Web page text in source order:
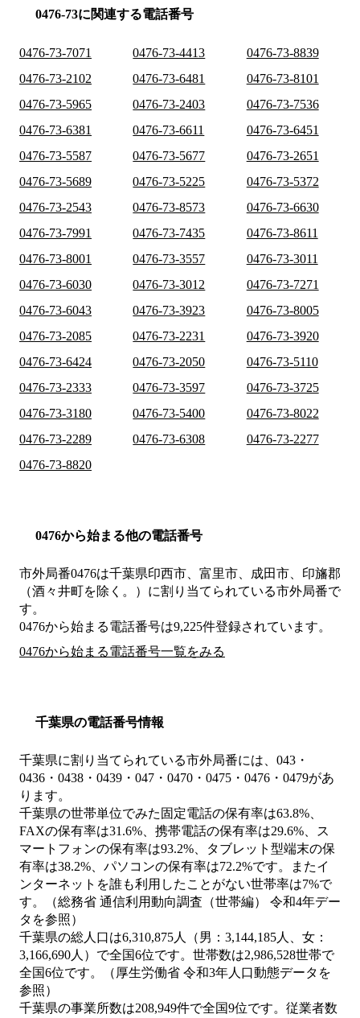
0476-73に関連する電話番号
0476-73-7071 0476-73-4413
0476-73-8839
0476-73-2102
0476-73-6481
0476-73-8101
0476-73-5965
0476-73-2403
0476-73-7536
0476-73-6381
0476-73-6611
0476-73-6451
0476-73-5587
0476-73-5677
0476-73-2651
0476-73-5689
0476-73-5225
0476-73-5372
0476-73-2543
0476-73-8573
0476-73-6630
0476-73-7991
0476-73-7435
0476-73-8611
0476-73-8001
0476-73-3557
0476-73-3011
0476-73-6030
0476-73-3012
0476-73-7271
0476-73-6043
0476-73-3923
0476-73-8005
0476-73-2085
0476-73-2231
0476-73-3920
0476-73-6424
0476-73-2050
0476-73-5110
0476-73-2333
0476-73-3597
0476-73-3725
0476-73-3180
0476-73-5400
0476-73-8022
0476-73-2289
0476-73-6308
0476-73-2277
0476-73-8820
0476から始まる他の電話番号
市外局番0476は千葉県印西市、富里市、成田市、印旛郡
（酒々井町を除く。） に割り当てられている市外局番で
す。
0476から始まる電話番号は9,225件登録されています。
0476から始まる電話番号一覧をみる
千葉県の電話番号情報
千葉県に割り当てられている市外局番には、043・
0436・0438・0439・047・0470・0475・0476・0479があ
ります。
千葉県の世帯単位でみた固定電話の保有率は63.8%、
FAXの保有率は31.6%、携帯電話の保有率は29.6%、ス
マートフォンの保有率は93.2%、タブレット型端末の保
有率は38.2%、パソコンの保有率は72.2%です。またイ
ンターネットを誰も利用したことがない世帯率は7%で
す。（総務省 通信利用動向調査（世帯編） 令和4年デー
タを参照）
千葉県の総人口は6,310,875人（男：3,144,185人、女：
3,166,690人）で全国6位です。世帯数は2,986,528世帯で
全国6位です。（厚生労働省 令和3年人口動態データを
参照）
千葉県の事業所数は208,949件で全国9位です。従業者数